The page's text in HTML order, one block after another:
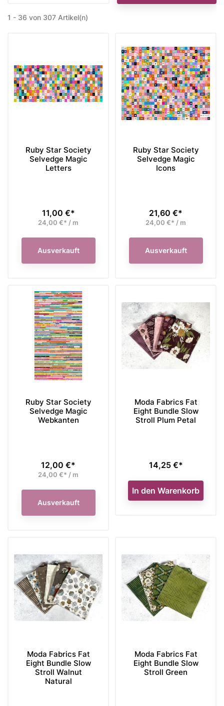
1 - 36 von 307 Artikel(n)
Ruby Star Society
Selvedge Magic
Letters
Preis
11,00 €*
24,00 €* / m
Ausverkauft
Ruby Star Society
Selvedge Magic
Icons
Preis
21,60 €*
24,00 €* / m
Ausverkauft
Ruby Star Society
Selvedge Magic
Webkanten
Preis
12,00 €*
24,00 €* / m
Ausverkauft
Moda Fabrics Fat
Eight Bundle Slow
Stroll Plum Petal
Preis
14,25 €*
In den Warenkorb
Moda Fabrics Fat
Eight Bundle Slow
Stroll Walnut
Natural
Moda Fabrics Fat
Eight Bundle Slow
Stroll Green